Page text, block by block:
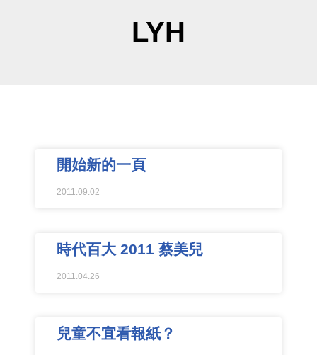
LYH
開始新的一頁
2011.09.02
時代百大 2011 蔡美兒
2011.04.26
兒童不宜看報紙？